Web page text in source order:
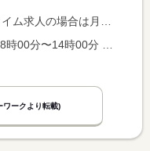
求人の場合は時間額を表示しています。
交替制（シフト制） 就業時間１ 8時00分〜14時00分 就業時間２ 17時00分〜22時00分 就業時間に関する特記事項 ※月平均労働時間１２０時間 <BR> 勤務時間帯選べます！（１）のみの勤務や（２）のみの勤務など <BR> 可能！（４５〜６０分上記時間にプラス）選べます！
ワークより転載)